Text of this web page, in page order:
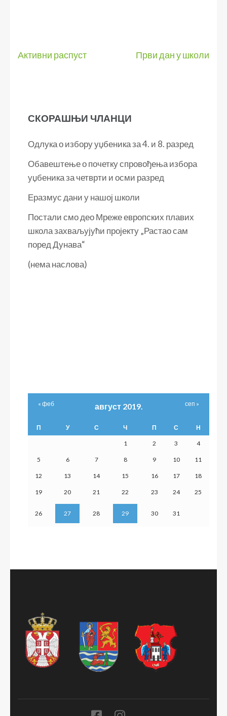
Кретање
Активни распуст Први дан у школи
СКОРАШЊИ ЧЛАНЦИ
Одлука о избору уџбеника за 4. и 8. разред
Обавештење о почетку спровођења избора
уџбеника за четврти и осми разред
Еразмус дани у нашој школи
Постали смо део Мреже европских плавих
школа захваљујући пројекту „Растао сам
поред Дунава“
(нема наслова)
август 2019.
П У С Ч П С Н
1 2 3 4
5 6 7 8 9 10 11
12 13 14 15 16 17 18
19 20 21 22 23 24 25
26 27 28 29 30 31
« феб сеп »